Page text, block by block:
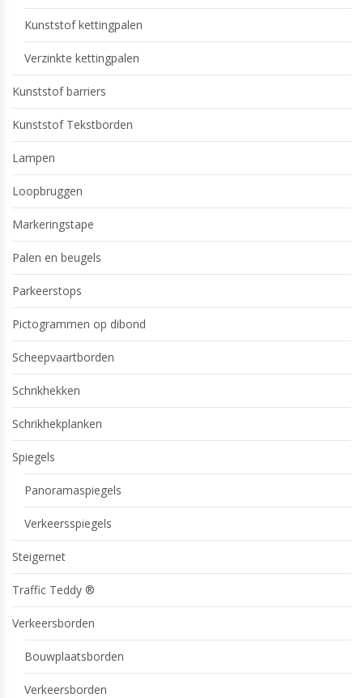
Kunststof kettingpalen
Verzinkte kettingpalen
Kunststof barriers
Kunststof Tekstborden
Lampen
Loopbruggen
Markeringstape
Palen en beugels
Parkeerstops
Pictogrammen op dibond
Scheepvaartborden
Schrikhekken
Schrikhekplanken
Spiegels
Panoramaspiegels
Verkeersspiegels
Steigernet
Traffic Teddy ®
Verkeersborden
Bouwplaatsborden
Verkeersborden